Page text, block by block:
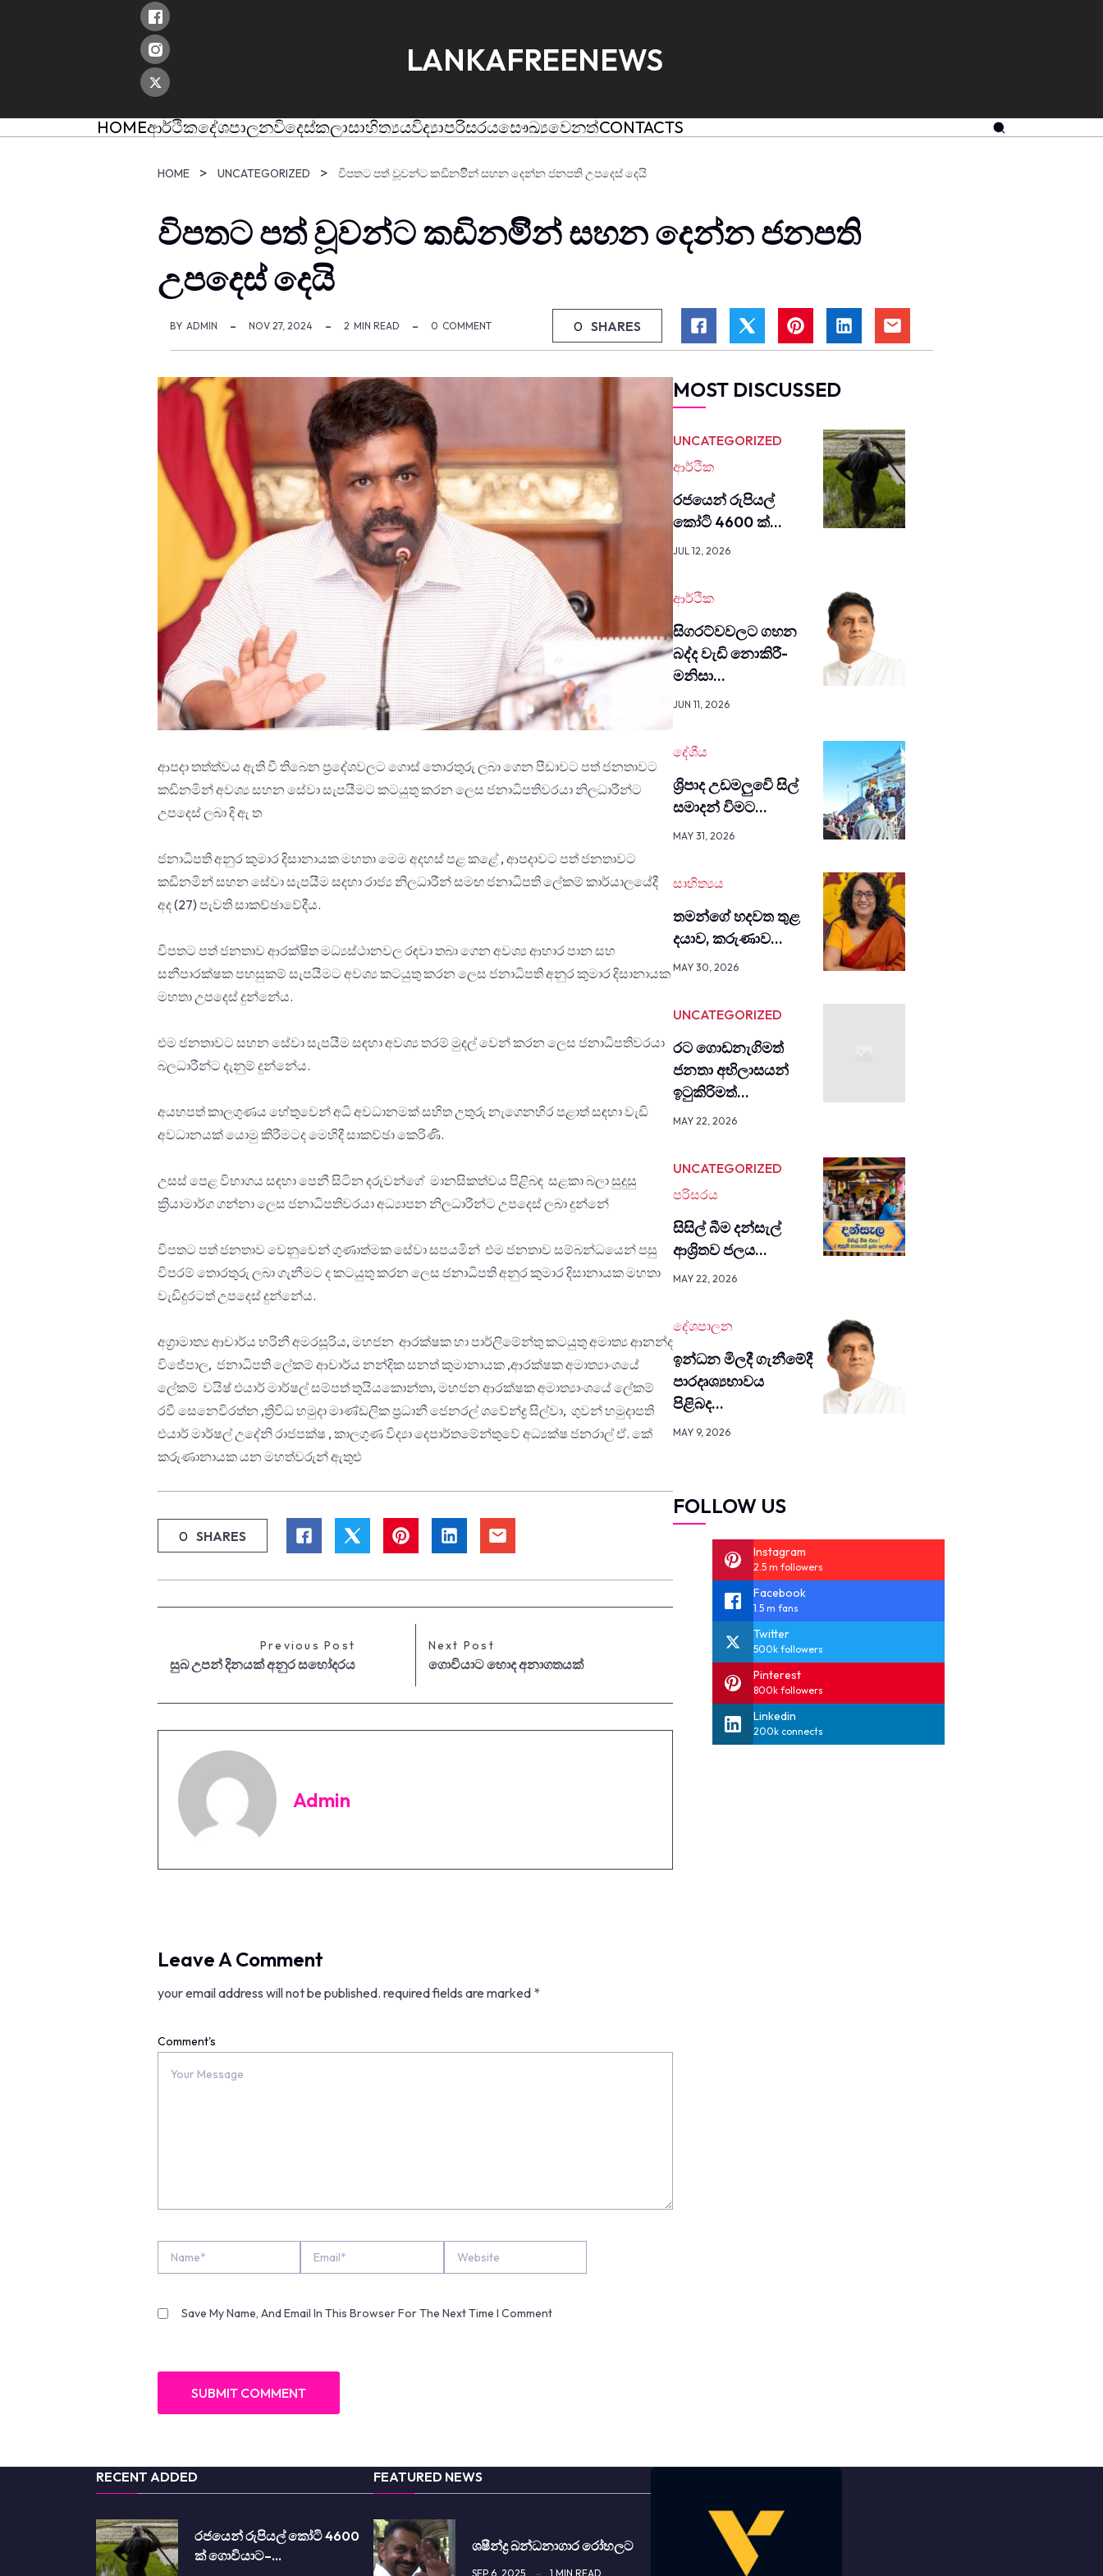
LANKAFREENEWS
HOMEආර්ථිකදේශපාලනවිදෙස්කලාසාහිත්‍යයවිද්‍යාපරිසරයසෞඛ්‍යවෙනත්CONTACTS
HOME UNCATEGORIZED විපතට පත් වූවන්ට කඩිනමිිින් සහන දෙන්න ජනපති උපදෙස් දෙයි
විපතට පත් වූවන්ට කඩිනමිිින් සහන දෙන්න ජනපති
උපදෙස් දෙයි
BY ADMIN NOV 27, 2024 2 MIN READ 0 COMMENT 0 SHARES
ආපදා තත්ත්වය ඇති වී තිබෙන ප්‍රදේශවලට ගොස් තොරතුරු ලබා ගෙන පීඩාවට පත් ජනතාවට
කඩිනමින් අවශ්‍ය සහන සේවා සැපයීමට කටයුතු කරන ලෙස ජනාධිපතිවරයා නිලධාරීන්ට
උපදෙස් ලබා දි ඇ ත
ජනාධිපති අනුර කුමාර දිසානායක මහතා මෙම අදහස් පළ කළේ , ආපදාවට පත් ජනතාවට
කඩිනමින් සහන සේවා සැපයීම සදහා රාජ්‍ය නිලධාරීන් සමඟ ජනාධිපති ලේකම් කාර්යාලයේදී
අද (27) පැවති සාකච්ඡාවේදීය.
විපතට පත් ජනතාව ආරක්ෂිත මධ්‍යස්ථානවල රඳවා තබා ගෙන අවශ්‍ය ආහාර පාන සහ
සනීපාරක්ෂක පහසුකම් සැපයීමට අවශ්‍ය කටයුතු කරන ලෙස ජනාධිපති අනුර කුමාර දිසානායක
මහතා උපදෙස් දුන්නේය.
එම ජනතාවට සහන සේවා සැපයීම සඳහා අවශ්‍ය තරම් මුදල් වෙන් කරන ලෙස ජනාධිපතිවරයා
බලධාරීන්ට දැනුම් දුන්නේය.
අයහපත් කාලගුණය හේතුවෙන් අධි අවධානමක් සහිත උතුරු නැගෙනහිර පළාත් සඳහා වැඩි
අවධානයක් යොමු කිරීමටද මෙහිදී සාකච්ඡා කෙරිණි.
උසස් පෙළ විභාගය සඳහා පෙනී සිටින දරුවන්ගේ මානසිකත්වය පිළිබඳ සළකා බලා සුදුසු
ක්‍රියාමාර්ග ගන්නා ලෙස ජනාධිපතිවරයා අධ්‍යාපන නිලධාරීන්ට උපදෙස් ලබා දුන්නේ
විපතට පත් ජනතාව වෙනුවෙන් ගුණාත්මක සේවා සපයමින් එම ජනතාව සම්බන්ධයෙන් පසු
විපරම් තොරතුරු ලබා ගැනීමට ද කටයුතු කරන ලෙස ජනාධිපති අනුර කුමාර දිසානායක මහතා
වැඩිදුරටත් උපදෙස් දුන්නේය.
අග්‍රාමාත්‍ය ආචාර්ය හරිනී අමරසූරිය, මහජන ආරක්ෂක හා පාර්ලිමේන්තු කටයුතු අමාත්‍ය ආනන්ද
විජේපාල, ජනාධිපති ලේකම් ආචාර්ය නන්දික සනත් කුමානායක ,ආරක්ෂක අමාත්‍යාංශයේ
ලේකම් වයිෂ් එයාර් මාර්ෂල් සම්පත් තුයියකොන්තා, මහජන ආරක්ෂක අමාත්‍යාංශයේ ලේකම්
රවී සෙනෙවිරත්න ,ත්‍රිවිධ හමුදා මාණ්ඩලික ප්‍රධානී ජෙනරල් ශවේන්ද්‍ර සිල්වා, ගුවන් හමුදාපති
එයාර් මාර්ෂල් උදේනි රාජපක්ෂ , කාලගුණ විද්‍යා දෙපාර්තමේන්තුවේ අධ්‍යක්ෂ ජනරාල් ඒ. කේ
කරුණානායක යන මහත්වරුන් ඇතුළු
0 SHARES
Previous Post
සුබ උපන් දිනයක් අනුර සහෝදරය
Next Post
ගොවියාට හොද අනාගතයක්
Admin
Leave A Comment
your email address will not be published. required fields are marked *
Comment's
Save My Name, And Email In This Browser For The Next Time I Comment
MOST DISCUSSED
UNCATEGORIZED
ආර්ථික
රජයෙන් රුපියල්
කෝටි 4600 ක්…
JUL 12, 2026
ආර්ථික
සිග­රට්වවලට ගහන
බද්ද වැඩි නොකි­රී­
මනිසා…
JUN 11, 2026
දේශීය
ශ්‍රිපාද උඩමලුවෙි සිල්
සමාදන් විමට…
MAY 31, 2026
සාහිත්‍යය
තමන්ගේ හදවත තුළ
දයාව, කරුණාව…
MAY 30, 2026
UNCATEGORIZED
රට ගොඩනැගිමත්
ජනතා අභිලාසයන්
ඉටුකිරිමත්…
MAY 22, 2026
UNCATEGORIZED
පරිසරය
සිසිල් බීම දන්සැල්
ආශ්‍රිතව ජලය…
MAY 22, 2026
දේශපාලන
ඉන්ධන මිලදී ගැනී­මේදී
පාර­දෘ­ශ්‍ය­භා­වය
පිළිබද…
MAY 9, 2026
FOLLOW US
Instagram
2.5 m followers
Facebook
1.5 m fans
Twitter
500k followers
Pinterest
800k followers
Linkedin
200k connects
RECENT ADDED
රජයෙන් රුපියල් කෝටි 4600
ක් ගොවියාට–…
FEATURED NEWS
ශෂීන්ද්‍ර බන්ධනාගාර රෝහලට
SEP 6, 2025 1 MIN READ